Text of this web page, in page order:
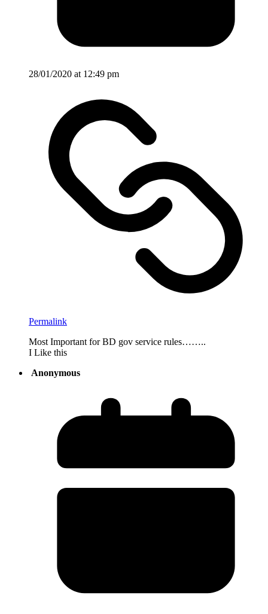
28/01/2020 at 12:49 pm
Permalink
Most Important for BD gov service rules……..
I Like this
Anonymous